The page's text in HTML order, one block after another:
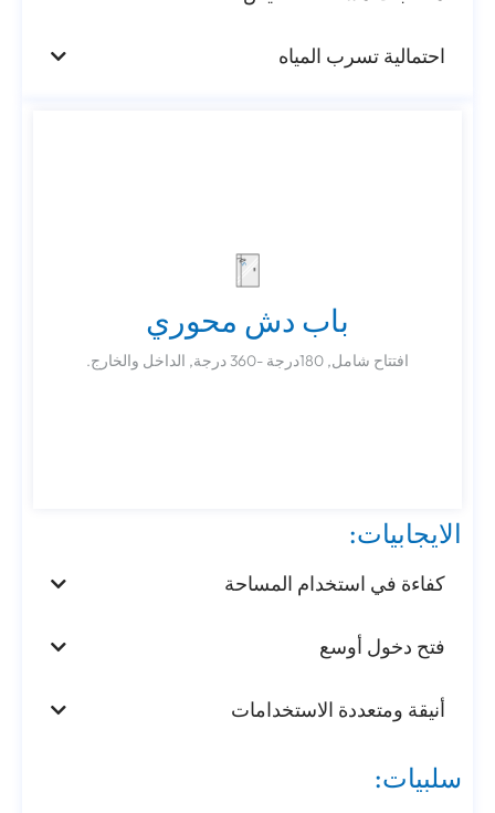
احتمالية تسرب المياه
باب دش محوري
افتتاح شامل, 180درجة -360 درجة, الداخل والخارج.
باب دش محوري
افتتاح شامل, 180درجة -360 درجة, الداخل والخارج.
الايجابيات:
كفاءة في استخدام المساحة
فتح دخول أوسع
أنيقة ومتعددة الاستخدامات
سلبيات: